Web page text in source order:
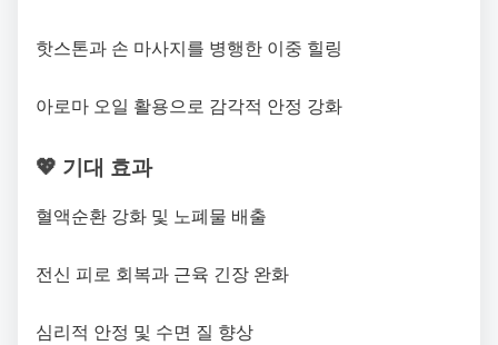
핫스톤과 손 마사지를 병행한 이중 힐링
아로마 오일 활용으로 감각적 안정 강화
💖 기대 효과
혈액순환 강화 및 노폐물 배출
전신 피로 회복과 근육 긴장 완화
심리적 안정 및 수면 질 향상